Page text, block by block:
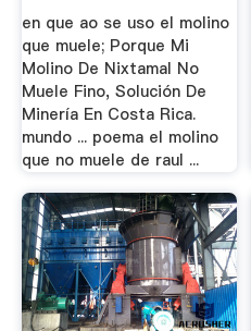
en que ao se uso el molino
que muele; Porque Mi
Molino De Nixtamal No
Muele Fino, Solución De
Minería En Costa Rica.
mundo ... poema el molino
que no muele de raul ...